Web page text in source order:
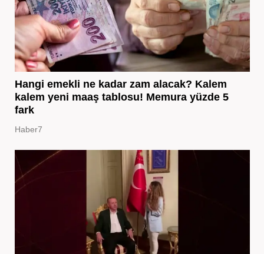
Hangi emekli ne kadar zam alacak? Kalem
kalem yeni maaş tablosu! Memura yüzde 5
fark
Haber7